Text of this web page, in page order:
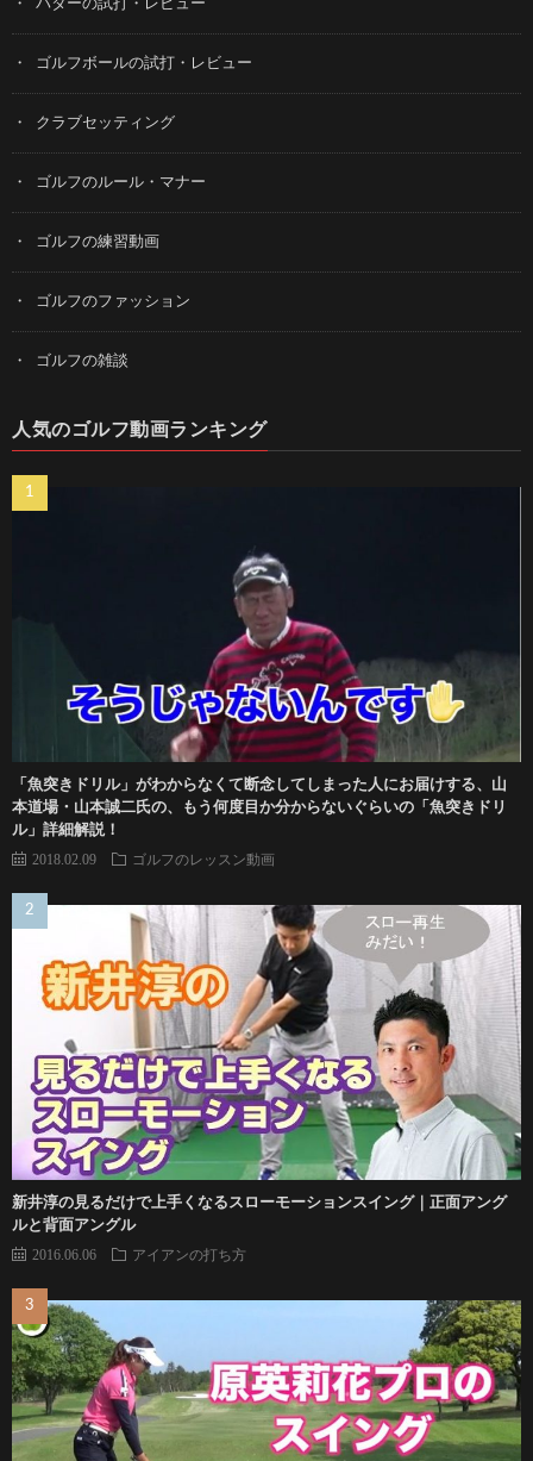
パターの試打・レビュー
ゴルフボールの試打・レビュー
クラブセッティング
ゴルフのルール・マナー
ゴルフの練習動画
ゴルフのファッション
ゴルフの雑談
人気のゴルフ動画ランキング
「魚突きドリル」がわからなくて断念してしまった人にお届けする、山
本道場・山本誠二氏の、もう何度目か分からないぐらいの「魚突きドリ
ル」詳細解説！
2018.02.09 ゴルフのレッスン動画
新井淳の見るだけで上手くなるスローモーションスイング｜正面アング
ルと背面アングル
2016.06.06 アイアンの打ち方